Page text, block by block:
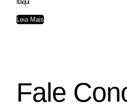
Itaqui
Leia Mais
Fale